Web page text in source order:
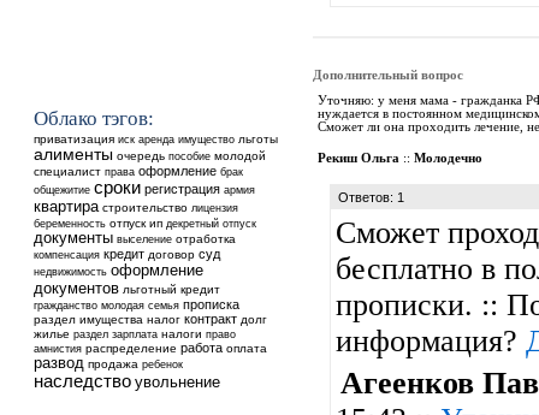
Облако тэгов:
приватизация иск аренда имущество льготы
алименты очередь пособие молодой
специалист права оформление брак
общежитие сроки регистрация армия
квартира строительство лицензия
беременность отпуск ип декретный отпуск
документы выселение отработка
компенсация кредит договор суд
недвижимость оформление
документов льготный кредит
гражданство молодая семья прописка
раздел имущества налог контракт долг
жилье раздел зарплата налоги право
амнистия распределение работа оплата
развод продажа ребенок
наследство увольнение
Дополнительный вопрос
Уточняю: у меня мама - гражданка
нуждается в постоянном
Сможет ли она проходить лечение,
Рекиш Ольга :: Молодечно
Ответов: 1
Сможет
бесплатно в
прописки. ::
информация?
Агеенков